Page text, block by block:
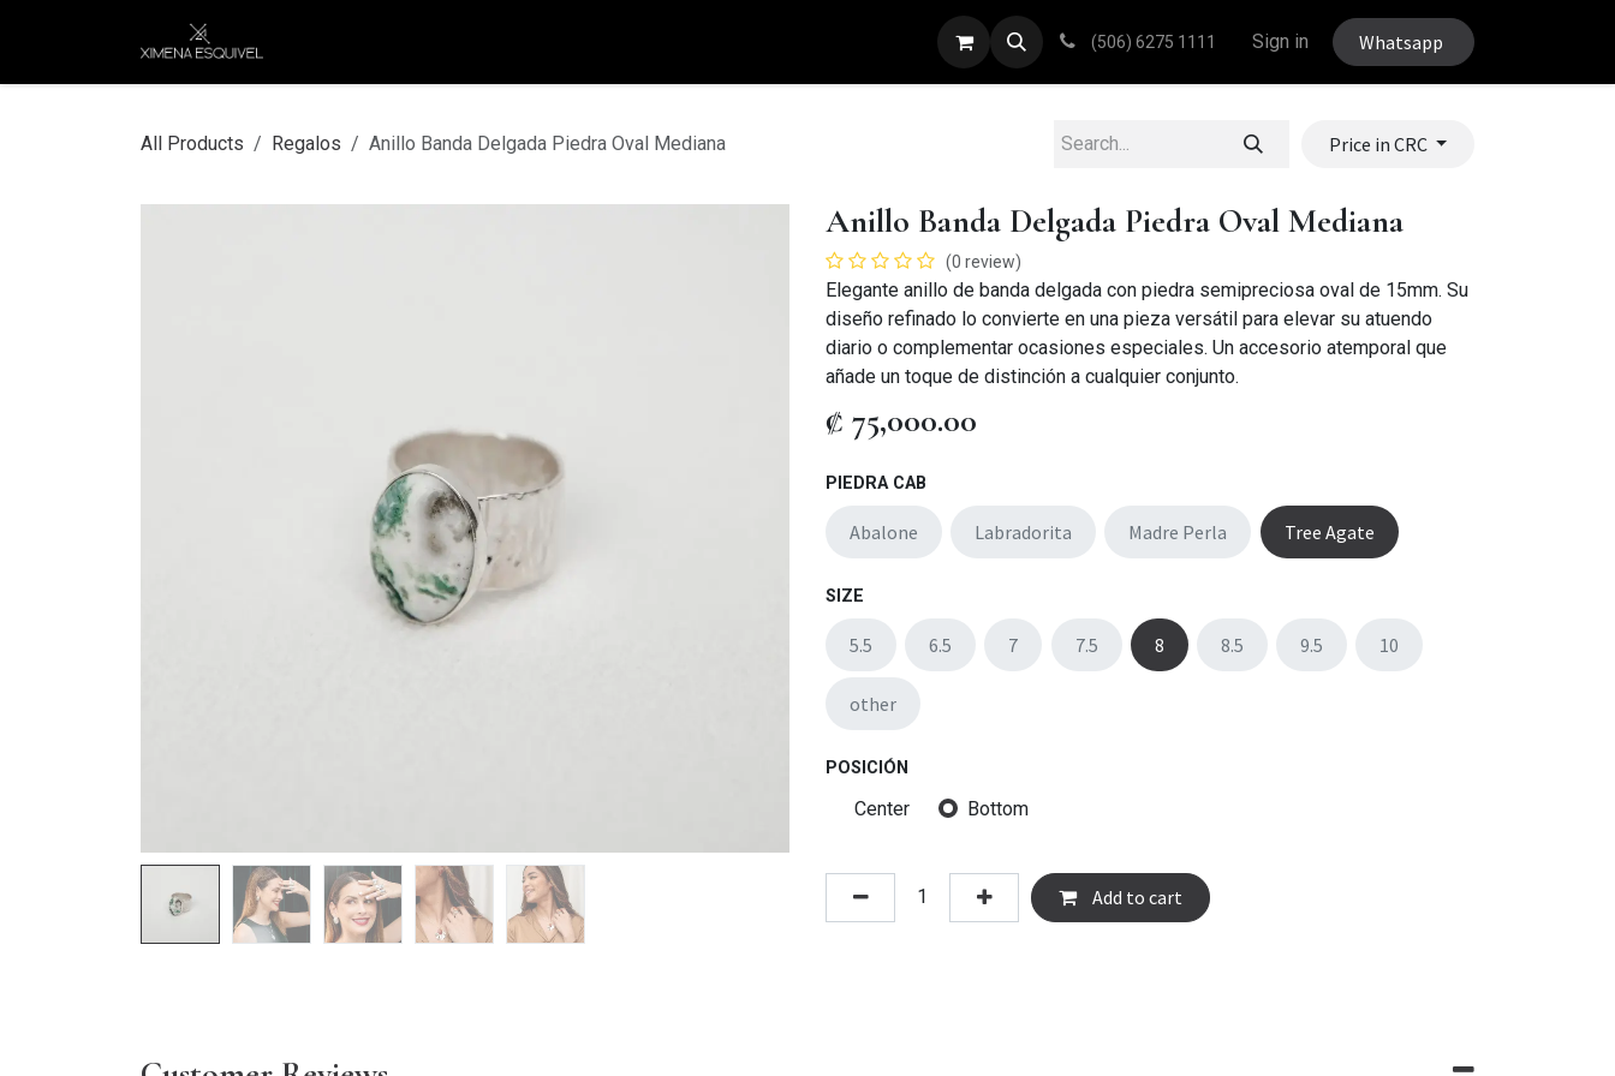
PULSERAS (506) 6275 1111 Sign in Whatsapp
All Products Regalos Anillo Banda Delgada Piedra Oval Mediana Price in CRC
Anillo Banda Delgada Piedra Oval Mediana
(0 review)
Elegante anillo de banda delgada con piedra semipreciosa oval de 15mm. Su
diseño refinado lo convierte en una pieza versátil para elevar su atuendo
diario o complementar ocasiones especiales. Un accesorio atemporal que
añade un toque de distinción a cualquier conjunto.
₡ 75,000.00
PIEDRA CAB
Abalone Labradorita Madre Perla Tree Agate
SIZE
5.5 6.5 7 7.5 8 8.5 9.5 10
other
POSICIÓN
Center Bottom
Add to cart